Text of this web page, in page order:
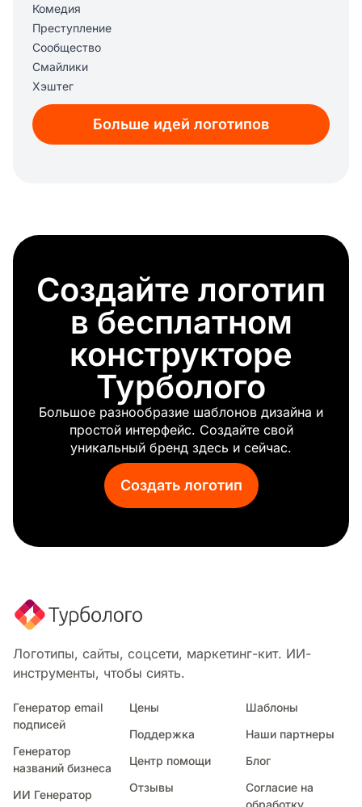
Комедия
Преступление
Сообщество
Смайлики
Хэштег
Инстаграм
Новости
Spotify
Спектакль
Округ колумбия
Социальные медиа
Прямая трансляция
Театр
Снэпчат
Больше идей логотипов
Создайте логотип
в бесплатном
конструкторе
Турболого
Большое разнообразие шаблонов дизайна и
простой интерфейс. Создайте свой
уникальный бренд здесь и сейчас.
Создать логотип
Логотипы, сайты, соцсети, маркетинг-кит. ИИ-
инструменты, чтобы сиять.
Генератор email
подписей
Генератор
названий бизнеса
ИИ Генератор
Цены
Поддержка
Центр помощи
Отзывы
Шаблоны
Наши партнеры
Блог
Согласие на
обработку